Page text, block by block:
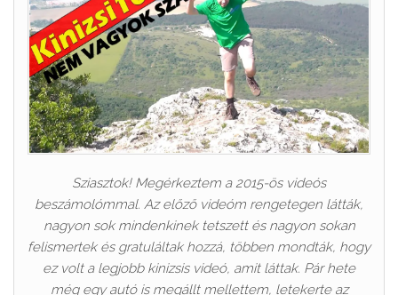
Sziasztok! Megérkeztem a 2015-ös videós
beszámolómmal. Az előző videóm rengetegen látták,
nagyon sok mindenkinek tetszett és nagyon sokan
felismertek és gratuláltak hozzá, többen mondták, hogy
ez volt a legjobb kinizsis videó, amit láttak. Pár hete
még egy autó is megállt mellettem, letekerte az